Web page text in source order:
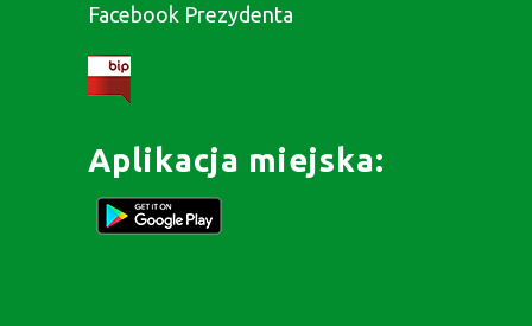
Facebook Prezydenta
Aplikacja miejska: